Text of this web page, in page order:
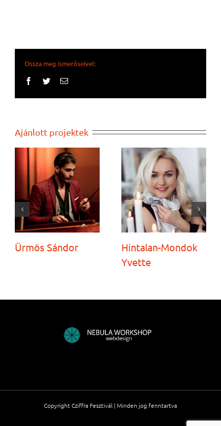
Ossza meg ismerőseivel:
Facebook
TwitterEmail:
Ajánlott projektek
Ürmös Sándor
Hintalan-Mondok
Yvette
Copyright Cziffra Fesztivál | Minden jog fenntartva